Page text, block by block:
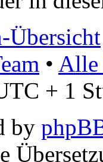
Übersicht
• Alle
+ 1
by